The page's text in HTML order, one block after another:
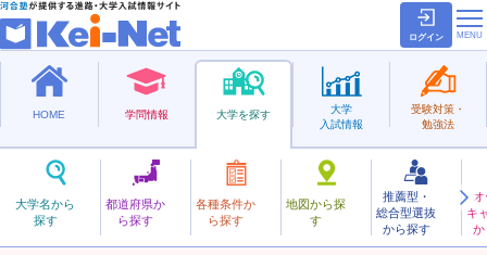
ログイン
HOME 学問情報 大学を探す
大学名から
探す
都道府県か
ら探す
各種条件か
ら探す
地図から探
す
推薦型・
総合型選抜
から探す
キ
か
大学
入試情報
受験対策・
勉強法
私立
つるみ
鶴見大学 お気に入り